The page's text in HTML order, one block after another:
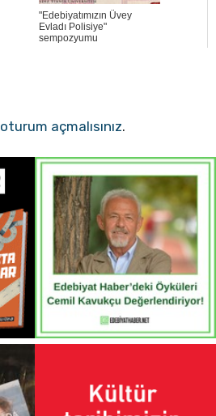
"Edebiyatımızın Üvey
Evladı Polisiye"
sempozyumu
oturum açmalısınız.